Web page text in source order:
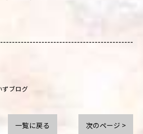
ずブログ
一覧に戻る 次のページ >